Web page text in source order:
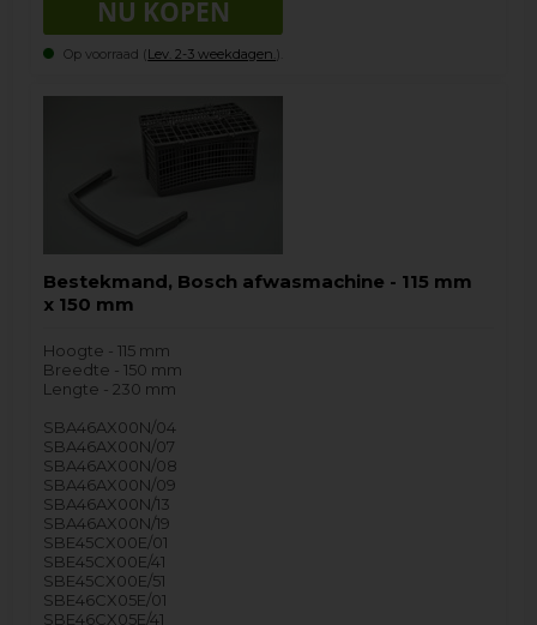
Op voorraad (Lev. 2-3 weekdagen. ).
Bestekmand, Bosch afwasmachine - 115 mm
x 150 mm
Hoogte - 115 mm
Breedte - 150 mm
Lengte - 230 mm
SBA46AX00N/04
SBA46AX00N/07
SBA46AX00N/08
SBA46AX00N/09
SBA46AX00N/13
SBA46AX00N/19
SBE45CX00E/01
SBE45CX00E/41
SBE45CX00E/51
SBE46CX05E/01
SBE46CX05E/41